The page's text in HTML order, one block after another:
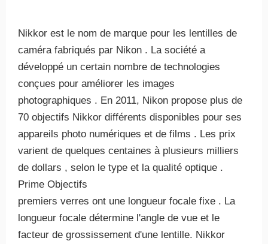
Nikkor est le nom de marque pour les lentilles de
caméra fabriqués par Nikon . La société a
développé un certain nombre de technologies
conçues pour améliorer les images
photographiques . En 2011, Nikon propose plus de
70 objectifs Nikkor différents disponibles pour ses
appareils photo numériques et de films . Les prix
varient de quelques centaines à plusieurs milliers
de dollars , selon le type et la qualité optique .
Prime Objectifs
premiers verres ont une longueur focale fixe . La
longueur focale détermine l'angle de vue et le
facteur de grossissement d'une lentille. Nikkor